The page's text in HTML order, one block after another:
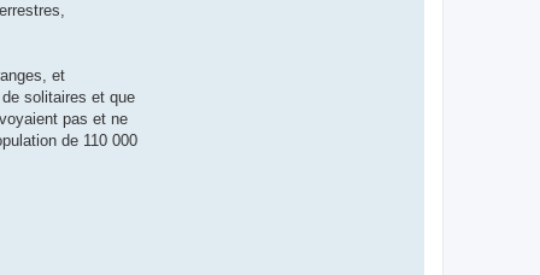
et
solitaires et que
pas et ne
de 110 000